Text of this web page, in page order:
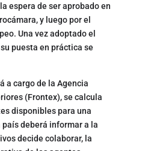
espera de ser aprobado en
y luego por el
Una vez adoptado el
puesta en práctica se
a cargo de la Agencia
(Frontex), se calcula
disponibles para una
deberá informar a la
decide colaborar, la